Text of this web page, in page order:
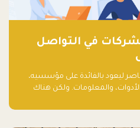
في التواصل
ليعود بالفائدة على مؤسسيه،
والمعلومات. ولكن هناك